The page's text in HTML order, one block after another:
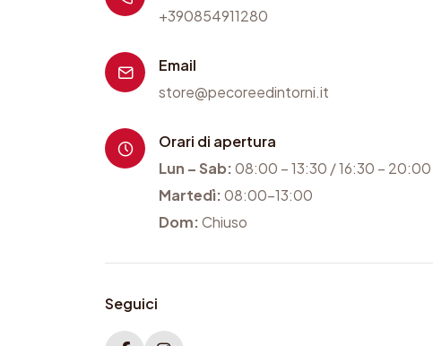
+390854911280
Email
store@pecoreedintorni.it
Orari di apertura
Lun – Sab:08:00 – 13:30 / 16:30 – 20:00
Martedì:08:00-13:00
Dom:Chiuso
Seguici